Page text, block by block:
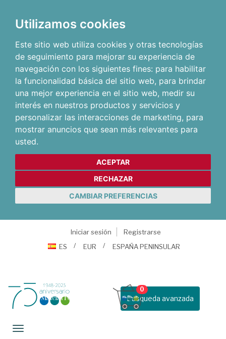
Utilizamos cookies
Este sitio web utiliza cookies y otras tecnologías
de seguimiento para mejorar su experiencia de
navegación con los siguientes fines: para habilitar
la funcionalidad básica del sitio web, para brindar
una mejor experiencia en el sitio web, medir su
interés en nuestros productos y servicios y
personalizar las interacciones de marketing, para
mostrar anuncios que sean más relevantes para
usted.
ACEPTAR
RECHAZAR
CAMBIAR PREFERENCIAS
Iniciar sesión
Registrarse
ES
EUR ESPAÑA PENINSULAR
Busqueda avanzada
0
Toggle navigation